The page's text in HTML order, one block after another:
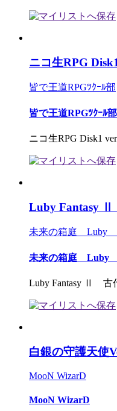
ニコ生RPG
皆で王道RPGﾂｸｰﾙ部
皆で王道RPGﾂｸｰﾙ部
ニコ生RPG Disk1
Luby Fantasy
未来の箱庭 Luby
未来の箱庭 Luby
Luby Fantasy Ⅱ
白銀の守護天使
MooN WizarD
MooN WizarD